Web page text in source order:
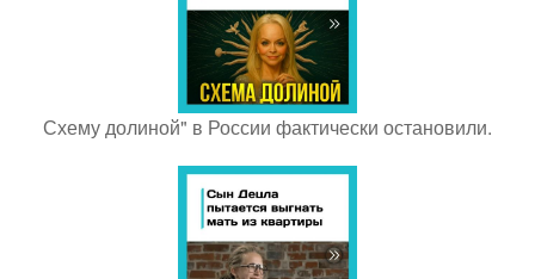
Схему долиной" в России фактически остановили.